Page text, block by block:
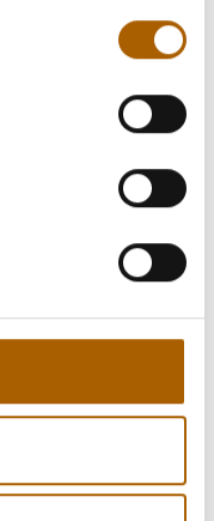
vertailukelpoinen
vaikuttaa myös
sillä Lakeuden
tulee käyttöön
esimerkiksi kartonki-
tilata 1.4.2024